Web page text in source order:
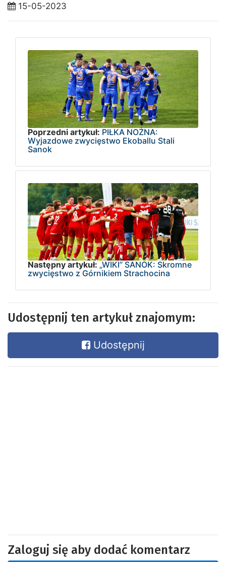
15-05-2023
Poprzedni artykuł: PIŁKA NOŻNA:
Wyjazdowe zwycięstwo Ekoballu Stali
Sanok
Następny artykuł: „WIKI” SANOK: Skromne
zwycięstwo z Górnikiem Strachocina
Udostępnij ten artykuł znajomym:
Udostępnij
Zaloguj się aby dodać komentarz